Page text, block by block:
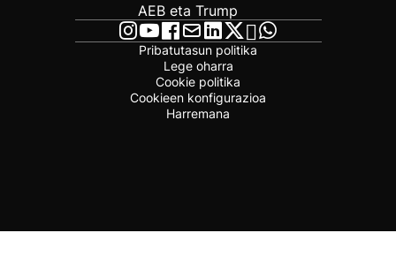
AEB eta Trump
Pribatutasun politika
Lege oharra
Cookie politika
Cookieen konfigurazioa
Harremana